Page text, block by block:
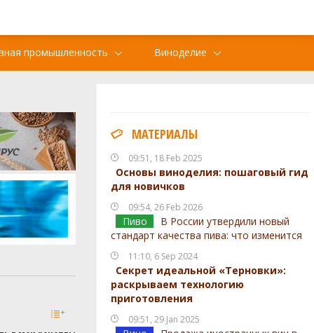
промышленность Виноделие
МАТЕРИАЛЫ
09:51, 18 Feb 2025
Основы виноделия: пошаговый гид
для новичков
09:54, 26 Feb 2026
Пиво
В России утвердили новый
стандарт качества пива: что изменится
11:10, 6 Sep 2024
Секрет идеальной «Терновки»:
раскрываем технологию
приготовления
09:51, 29 Jan 2025